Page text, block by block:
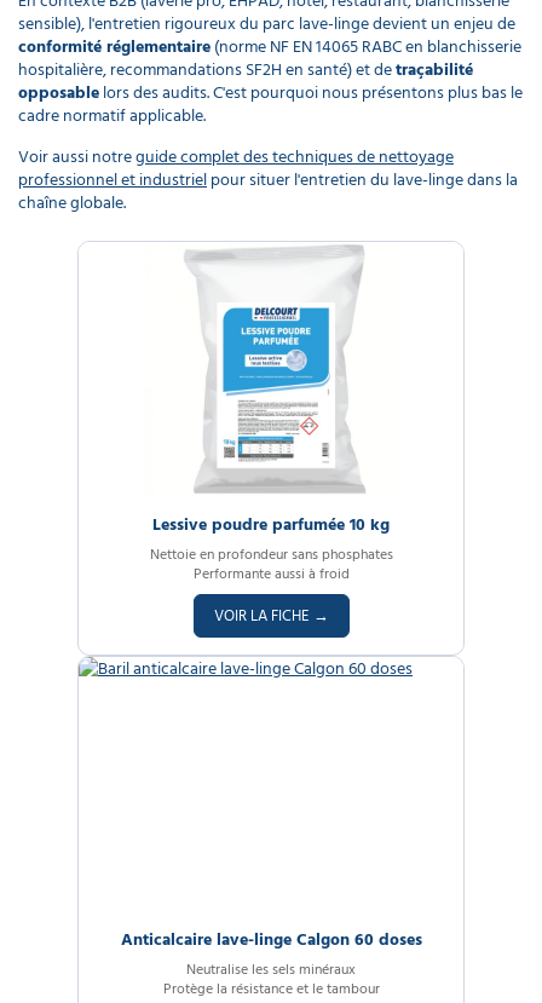
sensible), l'entretien rigoureux du parc lave-linge devient un enjeu de
conformité réglementaire(norme NF EN 14065 RABC en blanchisserie
hospitalière, recommandations SF2H en santé) et detraçabilité
opposablelors des audits. C'est pourquoi nous présentons plus bas le
cadre normatif applicable.
Voir aussi notreguide complet des techniques de nettoyage
professionnel et industrielpour situer l'entretien du lave-linge dans la
chaîne globale.
Lessive poudre parfumée 10 kg
Nettoie en profondeur sans phosphates
Performante aussi à froid
VOIR LA FICHE →
Anticalcaire lave-linge Calgon 60 doses
Neutralise les sels minéraux
Protège la résistance et le tambour